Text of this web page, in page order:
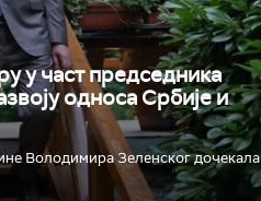
у част председника
односа Србије и
Володимира Зеленског дочекала